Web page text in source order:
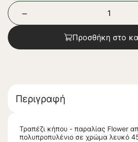
Προσθήκη στο
Περιγραφή
Τραπέζι κήπου - παραλίας Flower
πολυπροπυλένιο σε χρώμα λευκό